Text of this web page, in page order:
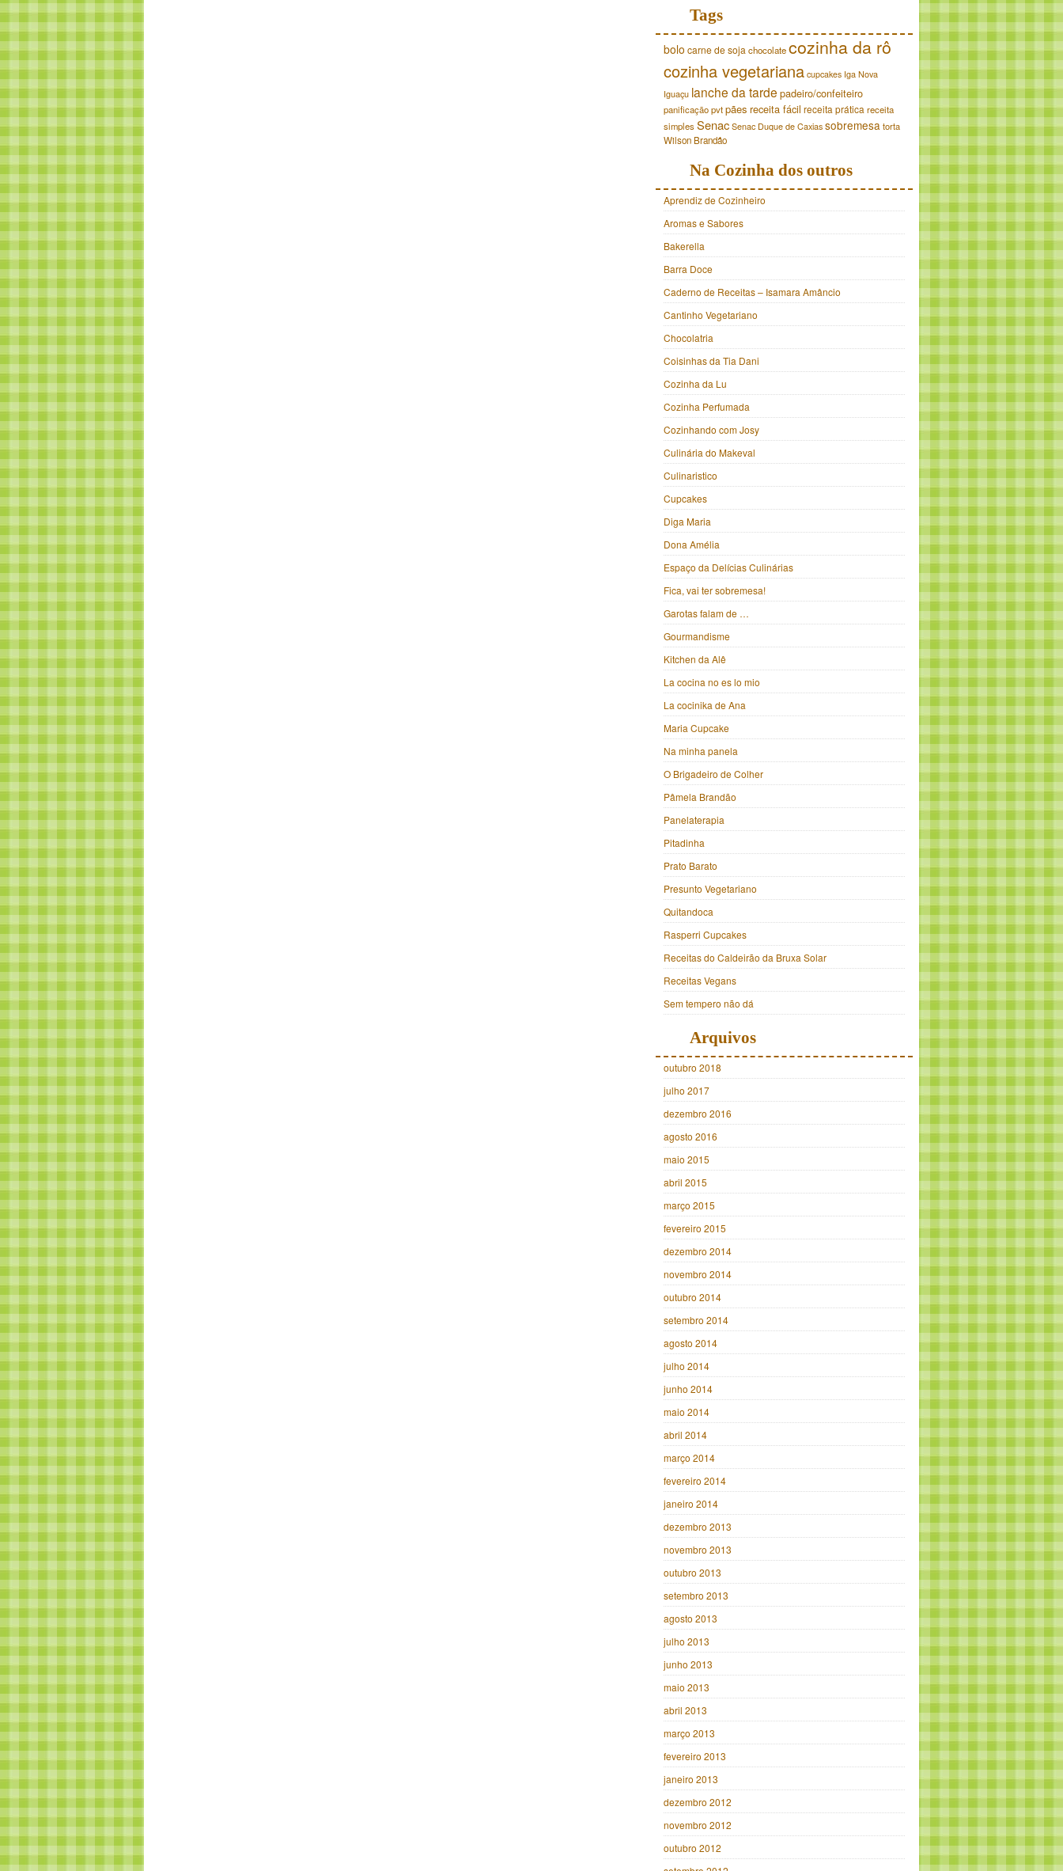
Tags
bolo carne de soja chocolatecozinha da rô
cozinha vegetariana cupcakes Iga Nova
Iguaçu lanche da tarde padeiro/confeiteiro
panificaçãopvtpães receita fácil receita prática receita
simplesSenac Senac Duque de Caxias sobremesatorta
Wilson Brandão
Na Cozinha dos outros
Aprendiz de Cozinheiro
Aromas e Sabores
Bakerella
Barra Doce
Caderno de Receitas – Isamara Amâncio
Cantinho Vegetariano
Chocolatria
Coisinhas da Tia Dani
Cozinha da Lu
Cozinha Perfumada
Cozinhando com Josy
Culinária do Makeval
Culinaristico
Cupcakes
Diga Maria
Dona Amélia
Espaço da Delícias Culinárias
Fica, vai ter sobremesa!
Garotas falam de …
Gourmandisme
Kitchen da Alê
La cocina no es lo mio
La cocinika de Ana
Maria Cupcake
Na minha panela
O Brigadeiro de Colher
Pâmela Brandão
Panelaterapia
Pitadinha
Prato Barato
Presunto Vegetariano
Quitandoca
Rasperri Cupcakes
Receitas do Caldeirão da Bruxa Solar
Receitas Vegans
Sem tempero não dá
Arquivos
outubro 2018
julho 2017
dezembro 2016
agosto 2016
maio 2015
abril 2015
março 2015
fevereiro 2015
dezembro 2014
novembro 2014
outubro 2014
setembro 2014
agosto 2014
julho 2014
junho 2014
maio 2014
abril 2014
março 2014
fevereiro 2014
janeiro 2014
dezembro 2013
novembro 2013
outubro 2013
setembro 2013
agosto 2013
julho 2013
junho 2013
maio 2013
abril 2013
março 2013
fevereiro 2013
janeiro 2013
dezembro 2012
novembro 2012
outubro 2012